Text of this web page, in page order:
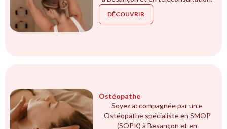
DÉCOUVRIR
Ostéopathe
Soyez accompagnée par un.e
Ostéopathe spécialiste en SMOP
(SOPK) à Besançon et en